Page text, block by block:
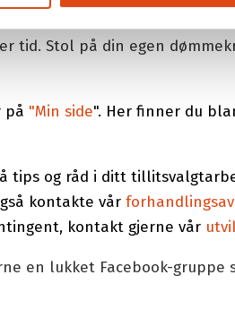
tid. Stol på din egen
på "Min side". Her finner du
tips og råd i ditt
kontakte vår
kontakt gjerne vår
en lukket Facebook-gruppe